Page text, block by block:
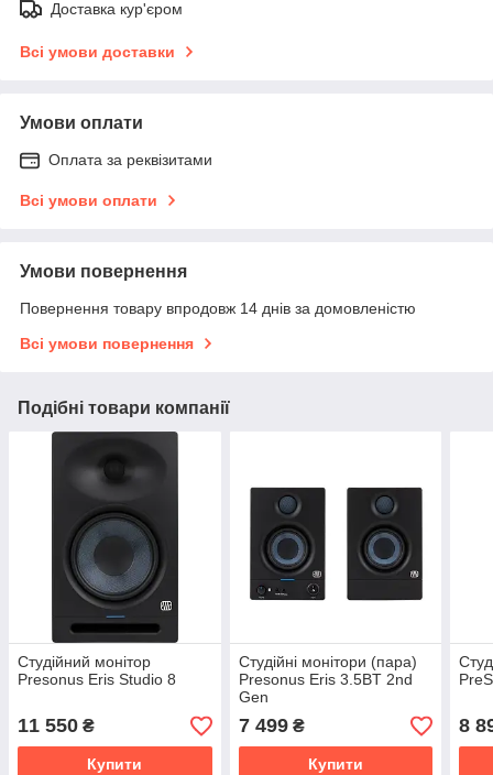
Доставка кур'єром
Всі умови доставки
Умови оплати
Оплата за реквізитами
Всі умови оплати
Умови повернення
Повернення товару впродовж 14 днів за домовленістю
Всі умови повернення
Подібні товари компанії
Студійний монітор
Presonus Eris Studio 8
11 550 ₴
Купити
Студійні монітори (пара)
Presonus Eris 3.5BT 2nd
Gen
7 499₴
Купити
8